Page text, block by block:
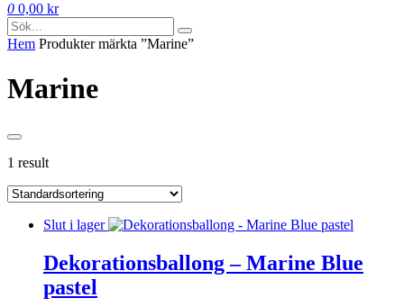
0 0,00 kr
Hem Produkter märkta ”Marine”
Marine
1 result
Slut i lager
Dekorationsballong – Marine Blue
pastel